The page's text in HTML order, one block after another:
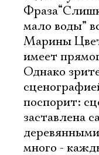
мало воды”
Марины
имеет
Однако
поспорит:
заставлена
много -